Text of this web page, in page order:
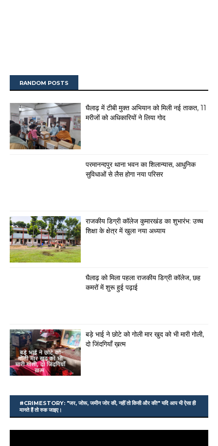
RANDOM POSTS
घैलाढ़ में टीबी मुक्त अभियान को मिली नई ताकत, 11
मरीजों को अधिकारियों ने लिया गोद
परमानन्दपुर थाना भवन का शिलान्यास, आधुनिक
सुविधाओं से लैस होगा नया परिसर
राजकीय डिग्री कॉलेज कुमारखंड का शुभारंभ: उच्च
शिक्षा के क्षेत्र में खुला नया अध्याय
घैलाढ़ को मिला पहला राजकीय डिग्री कॉलेज, छह
कमरों में शुरू हुई पढ़ाई
बड़े भाई ने छोटे को गोली मार खुद को भी मारी गोली,
दो जिंदगियाँ ख़त्म
#CRIMESTORY: "जर, जोरू, जमीन जोर की, नहीं तो किसी और की!" यदि आप भी ऐसा ही
मानते हैं तो रुक जाइए।